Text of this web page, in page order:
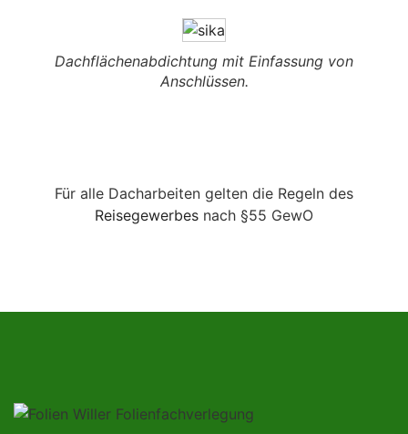
Dachflächenabdichtung mit Einfassung von
Anschlüssen.
Für alle Dacharbeiten gelten die Regeln des
Reisegewerbes nach §55 GewO